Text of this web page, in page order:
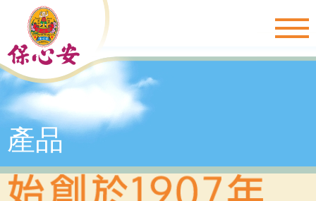
產品